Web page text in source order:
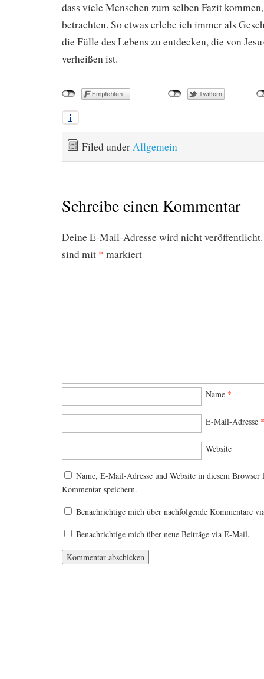
dass viele Menschen zum selben Fazit
betrachten. So etwas erlebe ich immer als
die Fülle des Lebens zu entdecken, die von
verheißen ist.
Filed underAllgemein
Schreibe einen Kommentar
Deine E-Mail-Adresse wird nicht veröffentlicht.
sind mit * markiert
Name *
E-Mail-Adresse *
Website
Name, E-Mail-Adresse und Website in diesem Browser
Kommentar speichern.
Benachrichtige mich über nachfolgende Kommentare
Benachrichtige mich über neue Beiträge via E-Mail.